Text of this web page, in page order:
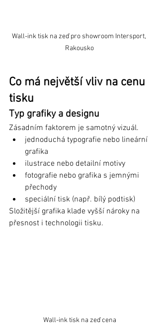
Wall-ink tisk na zeď pro showroom Intersport,
Rakousko
Co má největší vliv na cenu
tisku
Typ grafiky a designu
Zásadním faktorem je samotný vizuál.
jednoduchá typografie nebo lineární
grafika
ilustrace nebo detailní motivy
fotografie nebo grafika s jemnými
přechody
speciální tisk (např. bílý podtisk)
Složitější grafika klade vyšší nároky na
přesnost i technologii tisku.
Wall-ink tisk na zeď cena